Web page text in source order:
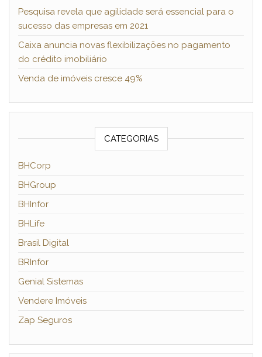
Pesquisa revela que agilidade será essencial para o
sucesso das empresas em 2021
Caixa anuncia novas flexibilizações no pagamento
do crédito imobiliário
Venda de imóveis cresce 49%
CATEGORIAS
BHCorp
BHGroup
BHInfor
BHLife
Brasil Digital
BRInfor
Genial Sistemas
Vendere Imóveis
Zap Seguros